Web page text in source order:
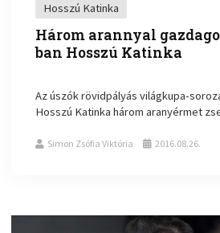
Hosszú Katinka
Három arannyal
ban Hosszú Katinka
Az úszók rövidpályás világkupa-
Hosszú Katinka három aranyérmet
Simon Zsófia Viktória 2016.08.26.